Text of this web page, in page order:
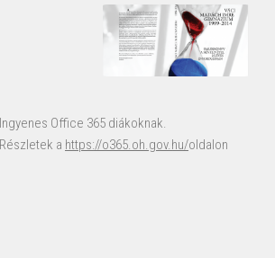
Ingyenes Office 365 diákoknak.
Részletek a https://o365.oh.gov.hu/oldalon